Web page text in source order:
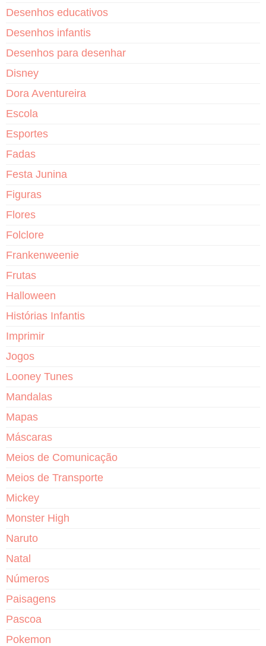
Desenhos educativos
Desenhos infantis
Desenhos para desenhar
Disney
Dora Aventureira
Escola
Esportes
Fadas
Festa Junina
Figuras
Flores
Folclore
Frankenweenie
Frutas
Halloween
Histórias Infantis
Imprimir
Jogos
Looney Tunes
Mandalas
Mapas
Máscaras
Meios de Comunicação
Meios de Transporte
Mickey
Monster High
Naruto
Natal
Números
Paisagens
Pascoa
Pokemon